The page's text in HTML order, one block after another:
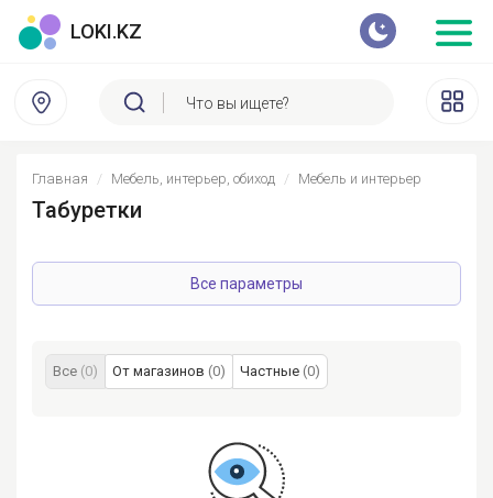
LOKI.KZ
Главная Мебель, интерьер, обиход Мебель и интерьер
Табуретки
Все параметры
Все (0) От магазинов (0) Частные (0)